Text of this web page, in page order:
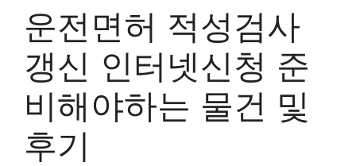
운전면허 적성검사
갱신 인터넷신청 준
비해야하는 물건 및
후기